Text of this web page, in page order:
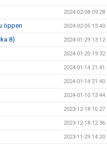
2024-02-08 09:28
öppen 2024-02-05 13:40
8) 2024-01-29 13:12
2024-01-20 19:32
2024-01-14 21:41
2024-01-14 21:40
2024-01-10 13:44
2023-12-18 16:27
2023-12-18 12:36
2023-11-29 14:20